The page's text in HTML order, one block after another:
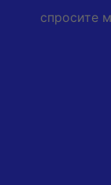
спросите